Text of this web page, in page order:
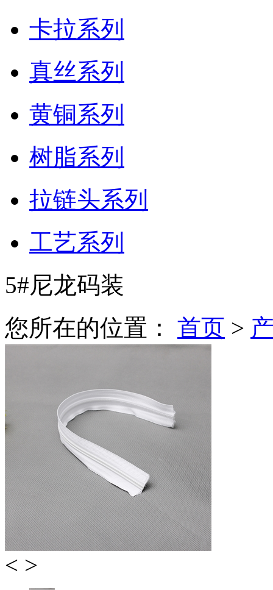
卡拉系列
真丝系列
黄铜系列
树脂系列
拉链头系列
工艺系列
5#尼龙码装
您所在的位置： 首页 >
< >